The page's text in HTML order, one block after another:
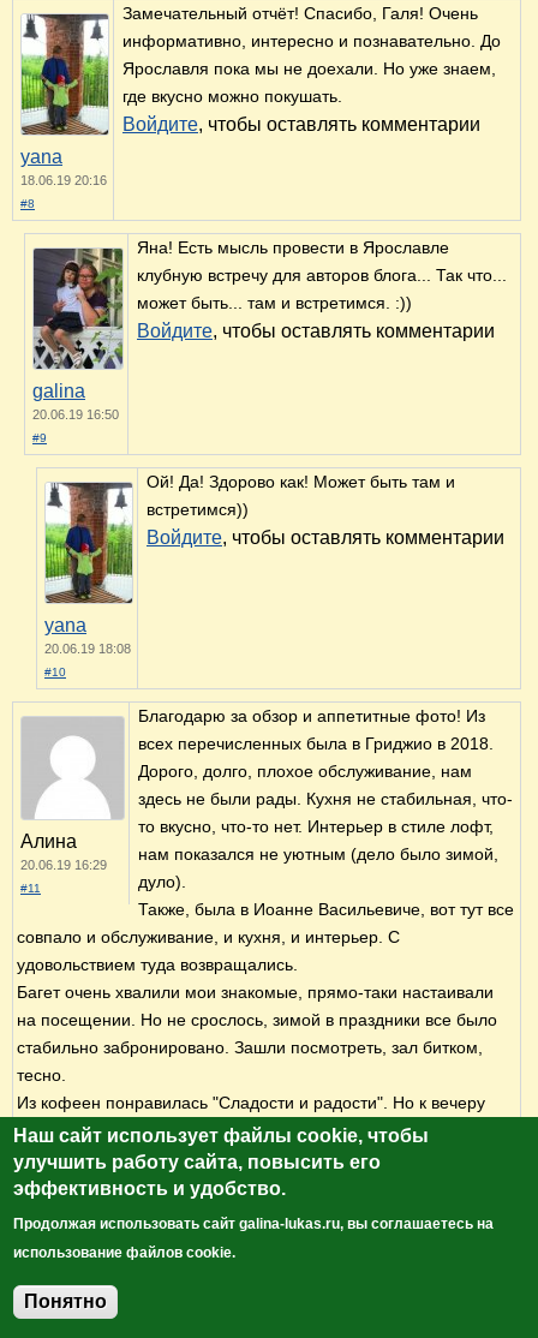
yana
18.06.19 20:16
#8
Замечательный отчёт! Спасибо, Галя! Очень
информативно, интересно и познавательно. До
Ярославля пока мы не доехали. Но уже знаем,
где вкусно можно покушать.
Войдите, чтобы оставлять комментарии
galina
20.06.19 16:50
#9
Яна! Есть мысль провести в Ярославле
клубную встречу для авторов блога... Так что...
может быть... там и встретимся. :))
Войдите, чтобы оставлять комментарии
yana
20.06.19 18:08
#10
Ой! Да! Здорово как! Может быть там и
встретимся))
Войдите, чтобы оставлять комментарии
Алина
20.06.19 16:29
#11
Благодарю за обзор и аппетитные фото! Из
всех перечисленных была в Гриджио в 2018.
Дорого, долго, плохое обслуживание, нам
здесь не были рады. Кухня не стабильная, что-
то вкусно, что-то нет. Интерьер в стиле лофт,
нам показался не уютным (дело было зимой,
дуло).
Также, была в Иоанне Васильевиче, вот тут все
совпало и обслуживание, и кухня, и интерьер. С
удовольствием туда возвращались.
Багет очень хвалили мои знакомые, прямо-таки настаивали
на посещении. Но не срослось, зимой в праздники все было
стабильно забронировано. Зашли посмотреть, зал битком,
тесно.
Из кофеен понравилась "Сладости и радости". Но к вечеру
уже большинства десертов не остается. А в обед
предпочитали ходить в Гастроном № 1, чисто-красиво,
недорого, самообслуживание, в центре города.
Наш сайт использует файлы cookie, чтобы
улучшить работу сайта, повысить его
эффективность и удобство.
Продолжая использовать сайт galina-lukas.ru, вы соглашаетесь на
использование файлов cookie.
Понятно